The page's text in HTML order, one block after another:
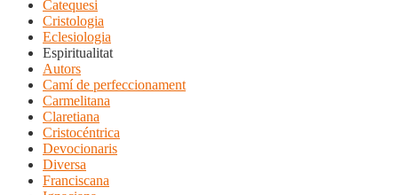
Catequesi
Cristologia
Eclesiologia
Espiritualitat
Autors
Camí de perfeccionament
Carmelitana
Claretiana
Cristocéntrica
Devocionaris
Diversa
Franciscana